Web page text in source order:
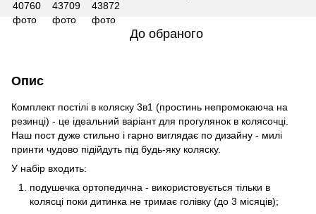
До обраного
Опис
Комплект постілі в коляску 3в1 (простинь непромокаюча на
резинці) - це ідеальний варіант для прогулянок в колясочці.
Наш пост дуже стильно і гарно виглядає по дизайну - милі
принти чудово підійдуть під будь-яку коляску.
У набір входить:
подушечка ортопедична - використовується тільки в
колясці поки дитинка не тримає голівку (до 3 місяців);